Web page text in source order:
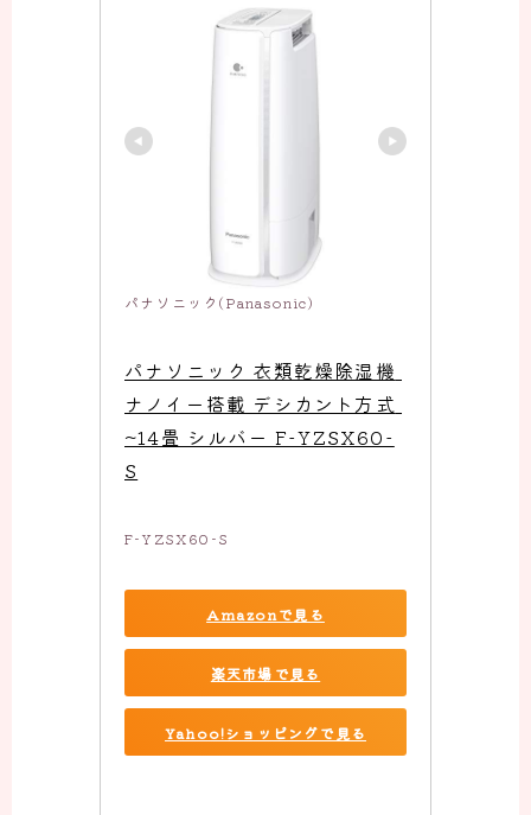
パナソニック(Panasonic)
パナソニック 衣類乾燥除湿機
ナノイー搭載 デシカント方式
~14畳 シルバー F-YZSX60-
S
F-YZSX60-S
Amazonで見る
楽天市場で見る
Yahoo!ショッピングで見る